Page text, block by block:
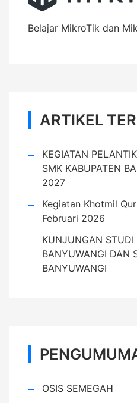
Belajar MikroTik dan
ARTIKEL
KEGIATAN
SMK KABUPATEN
2027
Kegiatan Khotmil
Februari 2026
KUNJUNGAN STUDI
BANYUWANGI DAN
BANYUWANGI
OSIS SEMEGAH